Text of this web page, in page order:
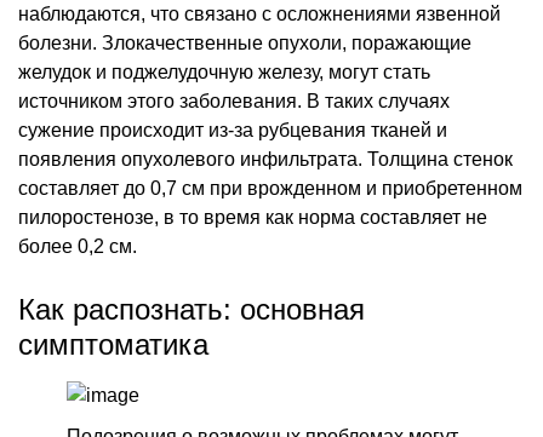
наблюдаются, что связано с осложнениями язвенной
болезни. Злокачественные опухоли, поражающие
желудок и поджелудочную железу, могут стать
источником этого заболевания. В таких случаях
сужение происходит из-за рубцевания тканей и
появления опухолевого инфильтрата. Толщина стенок
составляет до 0,7 см при врожденном и приобретенном
пилоростенозе, в то время как норма составляет не
более 0,2 см.
Как распознать: основная
симптоматика